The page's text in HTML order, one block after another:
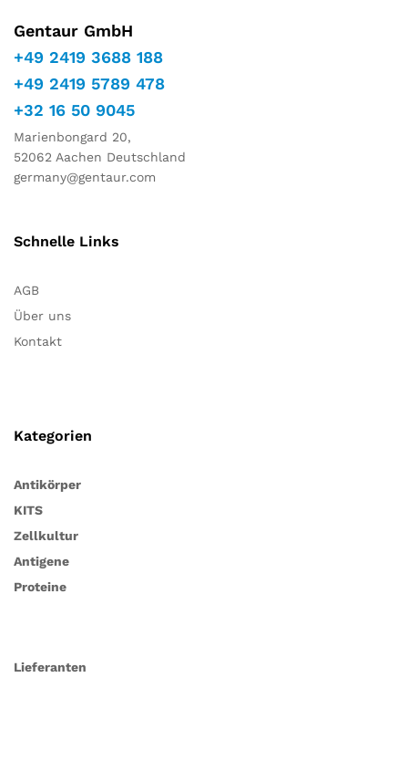
Gentaur GmbH
+49 2419 3688 188
+49 2419 5789 478
+32 16 50 9045
Marienbongard 20,
52062 Aachen Deutschland
germany@gentaur.com
Schnelle Links
AGB
Über uns
Kontakt
Kategorien
Antikörper
KITS
Zellkultur
Antigene
Proteine
Lieferanten